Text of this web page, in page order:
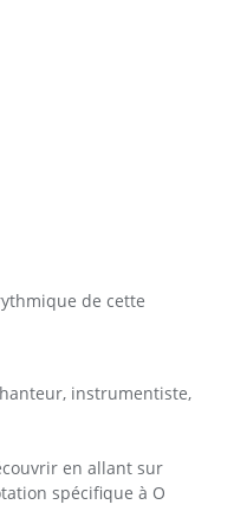
de cette
instrumentiste,
en allant sur
spécifique à O